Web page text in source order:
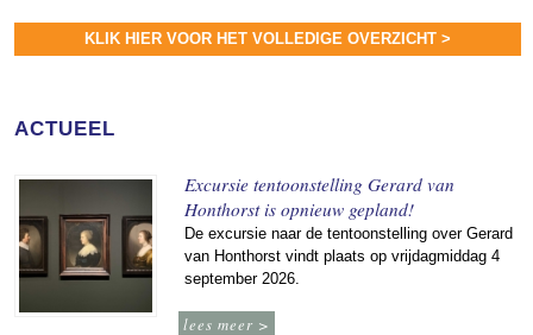
KLIK HIER VOOR HET VOLLEDIGE OVERZICHT >
ACTUEEL
Excursie tentoonstelling Gerard van
Honthorst is opnieuw gepland!
De excursie naar de tentoonstelling over Gerard
van Honthorst vindt plaats op vrijdagmiddag 4
september 2026.
lees meer >